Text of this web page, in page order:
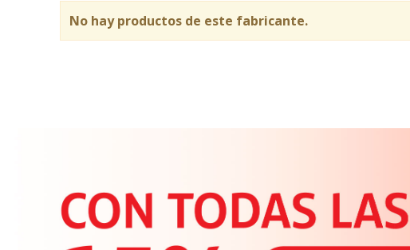
No hay productos de este fabricante.